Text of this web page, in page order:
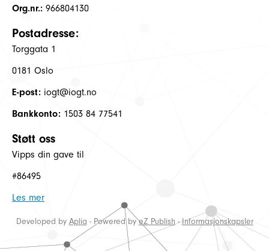
Org.nr.: 966804130
Postadresse:
Torggata 1
0181 Oslo
E-post: iogt@iogt.no
Bankkonto: 1503 84 77541
Støtt oss
Vipps din gave til
#86495
Les mer
Developed by Aplia - Powered byeZ Publish-Informasjonskapsler